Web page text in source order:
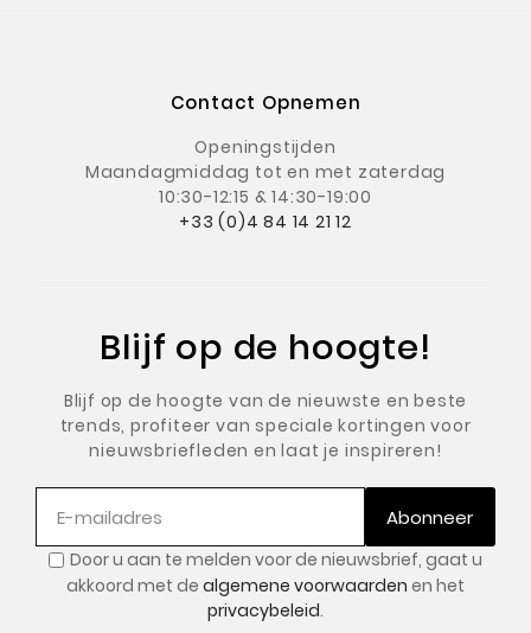
Contact Opnemen
Openingstijden
Maandagmiddag tot en met zaterdag
10:30-12:15 & 14:30-19:00
+33 (0)4 84 14 21 12
Blijf op de hoogte!
Blijf op de hoogte van de nieuwste en beste
trends, profiteer van speciale kortingen voor
nieuwsbriefleden en laat je inspireren!
Abonneer
Door u aan te melden voor de nieuwsbrief, gaat u
akkoord met de algemene voorwaarden en het
privacybeleid.